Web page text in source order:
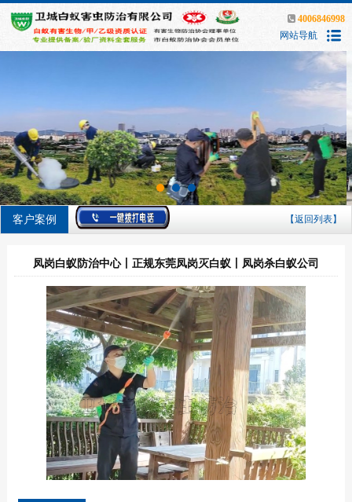
4006846998
网站导航
客户案例 【返回列表】
凤岗白蚁防治中心丨正规东莞凤岗灭白蚁丨凤岗杀白蚁公司